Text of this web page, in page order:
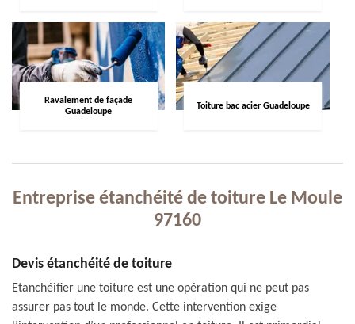
Ravalement de façade
Guadeloupe
Toiture bac acier Guadeloupe
Entreprise étanchéité de toiture Le Moule
97160
Devis étanchéité de toiture
Etanchéifier une toiture est une opération qui ne peut pas
assurer pas tout le monde. Cette intervention exige